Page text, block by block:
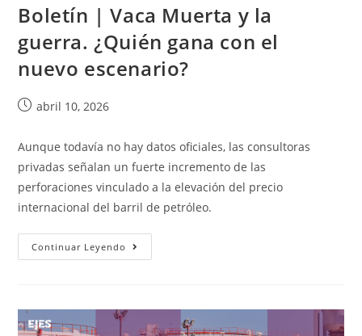
Boletín | Vaca Muerta y la
guerra. ¿Quién gana con el
nuevo escenario?
abril 10, 2026
Aunque todavía no hay datos oficiales, las consultoras
privadas señalan un fuerte incremento de las
perforaciones vinculado a la elevación del precio
internacional del barril de petróleo.
Continuar Leyendo